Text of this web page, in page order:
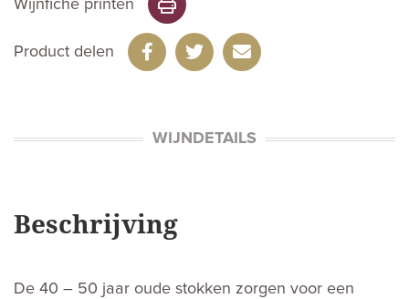
Wijnfiche printen
Product delen
WIJNDETAILS
Beschrijving
De 40 – 50 jaar oude stokken zorgen voor een